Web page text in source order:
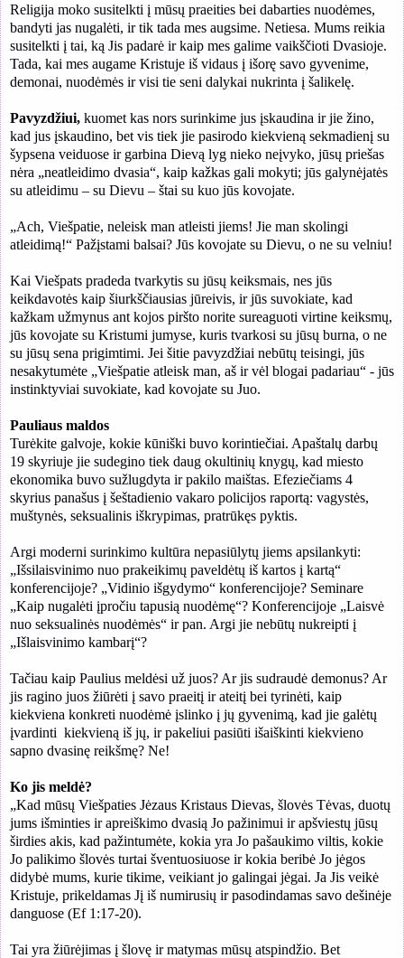
Religija moko susitelkti į mūsų praeities bei dabarties nuodėmes,
bandyti jas nugalėti, ir tik tada mes augsime. Netiesa. Mums reikia
susitelkti į tai, ką Jis padarė ir kaip mes galime vaikščioti Dvasioje.
Tada, kai mes augame Kristuje iš vidaus į išorę savo gyvenime,
demonai, nuodėmės ir visi tie seni dalykai nukrinta į šalikelę.
Pavyzdžiui, kuomet kas nors surinkime jus įskaudina ir jie žino,
kad jus įskaudino, bet vis tiek jie pasirodo kiekvieną sekmadienį su
šypsena veiduose ir garbina Dievą lyg nieko neįvyko, jūsų priešas
nėra „neatleidimo dvasia“, kaip kažkas gali mokyti; jūs galynėjatės
su atleidimu – su Dievu – štai su kuo jūs kovojate.
„Ach, Viešpatie, neleisk man atleisti jiems! Jie man skolingi
atleidimą!“ Pažįstami balsai? Jūs kovojate su Dievu, o ne su velniu!
Kai Viešpats pradeda tvarkytis su jūsų keiksmais, nes jūs
keikdavotės kaip šiurkščiausias jūreivis, ir jūs suvokiate, kad
kažkam užmynus ant kojos piršto norite sureaguoti virtine keiksmų,
jūs kovojate su Kristumi jumyse, kuris tvarkosi su jūsų burna, o ne
su jūsų sena prigimtimi. Jei šitie pavyzdžiai nebūtų teisingi, jūs
nesakytumėte „Viešpatie atleisk man, aš ir vėl blogai padariau“ - jūs
instinktyviai suvokiate, kad kovojate su Juo.
Pauliaus maldos
Turėkite galvoje, kokie kūniški buvo korintiečiai. Apaštalų darbų
19 skyriuje jie sudegino tiek daug okultinių knygų, kad miesto
ekonomika buvo sužlugdyta ir pakilo maištas. Efeziečiams 4
skyrius panašus į šeštadienio vakaro policijos raportą: vagystės,
muštynės, seksualinis iškrypimas, pratrūkęs pyktis.
Argi moderni surinkimo kultūra nepasiūlytų jiems apsilankyti:
„Išsilaisvinimo nuo prakeikimų paveldėtų iš kartos į kartą“
konferencijoje? „Vidinio išgydymo“ konferencijoje? Seminare
„Kaip nugalėti įpročiu tapusią nuodėmę“? Konferencijoje „Laisvė
nuo seksualinės nuodėmės“ ir pan. Argi jie nebūtų nukreipti į
„Išlaisvinimo kambarį“?
Tačiau kaip Paulius meldėsi už juos? Ar jis sudraudė demonus? Ar
jis ragino juos žiūrėti į savo praeitį ir ateitį bei tyrinėti, kaip
kiekviena konkreti nuodėmė įslinko į jų gyvenimą, kad jie galėtų
įvardinti kiekvieną iš jų, ir pakeliui pasiūti išaiškinti kiekvieno
sapno dvasinę reikšmę? Ne!
Ko jis meldė?
„Kad mūsų Viešpaties Jėzaus Kristaus Dievas, šlovės Tėvas, duotų
jums išminties ir apreiškimo dvasią Jo pažinimui ir apšviestų jūsų
širdies akis, kad pažintumėte, kokia yra Jo pašaukimo viltis, kokie
Jo palikimo šlovės turtai šventuosiuose ir kokia beribė Jo jėgos
didybė mums, kurie tikime, veikiant jo galingai jėgai. Ja Jis veikė
Kristuje, prikeldamas Jį iš numirusių ir pasodindamas savo dešinėje
danguose (Ef 1:17-20).
Tai yra žiūrėjimas į šlovę ir matymas mūsų atspindžio. Bet